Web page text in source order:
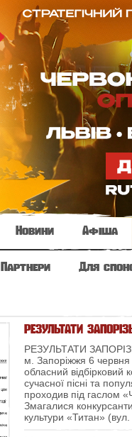
Новини Афіша
Партнери Для
РЕЗУЛЬТАТИ
РЕЗУЛЬТАТИ
м. Запоріжжя 6 червня
обласний відбірковий
сучасної пісні та
проходив під гаслом
Змагалися конкурсанти
культури «Титан»